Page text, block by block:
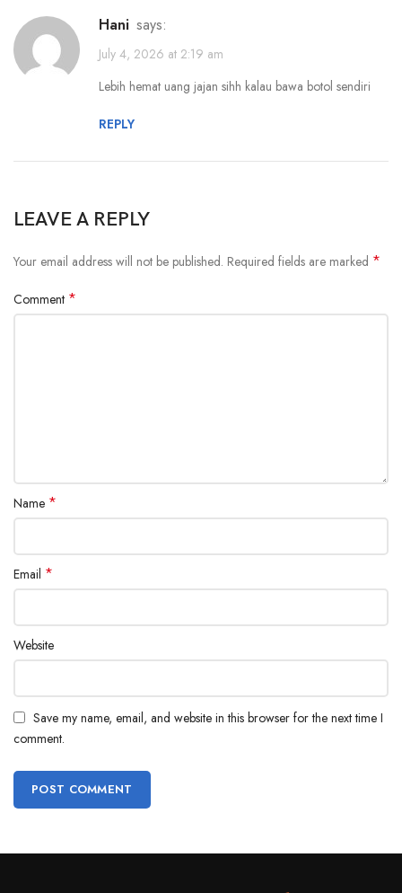
Hani says:
July 4, 2026 at 2:19 am
Lebih hemat uang jajan sihh kalau bawa botol sendiri
REPLY
LEAVE A REPLY
Your email address will not be published. Required fields are marked *
Comment *
Name *
Email *
Website
Save my name, email, and website in this browser for the next time I
comment.